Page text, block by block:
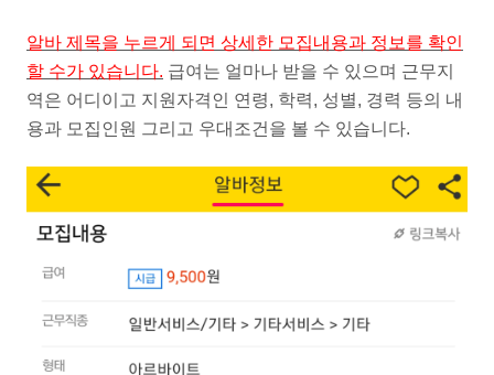
알바 제목을 누르게 되면 상세한 모집내용과 정보를 확인
할 수가 있습니다. 급여는 얼마나 받을 수 있으며 근무지
역은 어디이고 지원자격인 연령, 학력, 성별, 경력 등의 내
용과 모집인원 그리고 우대조건을 볼 수 있습니다.